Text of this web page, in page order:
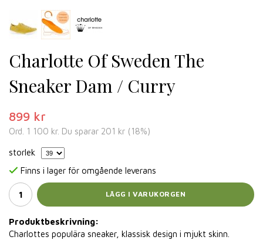
Charlotte Of Sweden The
Sneaker Dam / Curry
899 kr
Ord. 1 100 kr. Du sparar 201 kr (18%)
storlek
Finns i lager för omgående leverans
LÄGG I VARUKORGEN
Produktbeskrivning:
Charlottes populära sneaker, klassisk design i mjukt skinn.